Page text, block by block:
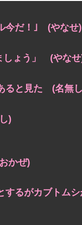
今だ！｣ (やなせ)
しょう」 (やな
ると見た (名無
)
かぜ)
するがカブトム